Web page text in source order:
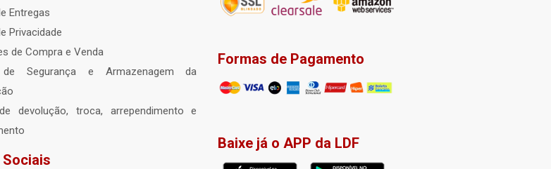
Entregas
Privacidade
de Compra e Venda
Segurança e Armazenagem da
devolução, troca, arrependimento e
Sociais
Formas de Pagamento
Baixe já o APP da LDF